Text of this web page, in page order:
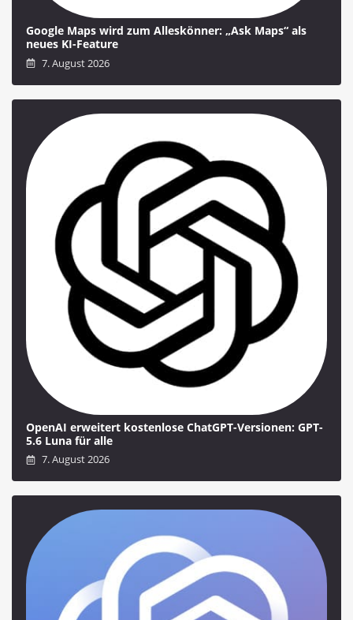
Google Maps wird zum Alleskönner: „Ask Maps“ als
neues KI-Feature
7. August 2026
OpenAI erweitert kostenlose ChatGPT-Versionen: GPT-
5.6 Luna für alle
7. August 2026